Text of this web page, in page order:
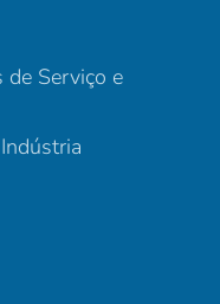
de Serviço e